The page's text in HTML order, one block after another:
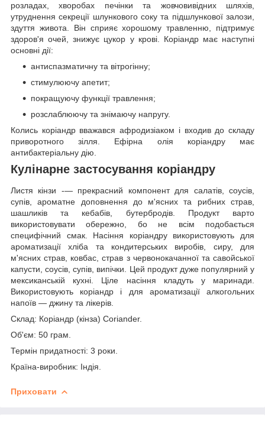
розладах, хворобах печінки та жовчовивідних шляхів,
утруднення секреції шлункового соку та підшлункової залози,
здуття живота. Він сприяє хорошому травленню, підтримує
здоров'я очей, знижує цукор у крові. Коріандр має наступні
основні дії:
антиспазматичну та вітрогінну;
стимулюючу апетит;
покращуючу функції травлення;
розслаблюючу та знімаючу напругу.
Колись коріандр вважався афродизіаком і входив до складу
приворотного зілля. Ефірна олія коріандру має
антибактеріальну дію.
Кулінарне застосування коріандру
Листя кінзи -— прекрасний компонент для салатів, соусів,
супів, ароматне доповнення до м'ясних та рибних страв,
шашликів та кебабів, бутербродів. Продукт варто
використовувати обережно, бо не всім подобається
специфічний смак. Насіння коріандру використовують для
ароматизації хліба та кондитерських виробів, сиру, для
м'ясних страв, ковбас, страв з червонокачанної та савойської
капусти, соусів, супів, випічки. Цей продукт дуже популярний у
мексиканській кухні. Ціле насіння кладуть у маринади.
Використовують коріандр і для ароматизації алкогольних
напоїв — джину та лікерів.
Склад: Коріандр (кінза) Coriander.
Об'єм: 50 грам.
Термін придатності: 3 роки.
Країна-виробник: Індія.
Приховати